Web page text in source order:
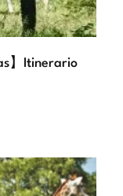
】Itinerario